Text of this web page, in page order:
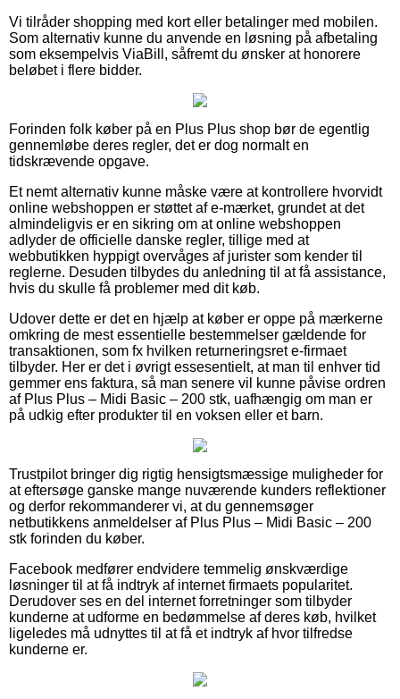
Vi tilråder shopping med kort eller betalinger med mobilen.
Som alternativ kunne du anvende en løsning på afbetaling
som eksempelvis ViaBill, såfremt du ønsker at honorere
beløbet i flere bidder.
Forinden folk køber på en Plus Plus shop bør de egentlig
gennemløbe deres regler, det er dog normalt en
tidskrævende opgave.
Et nemt alternativ kunne måske være at kontrollere hvorvidt
online webshoppen er støttet af e-mærket, grundet at det
almindeligvis er en sikring om at online webshoppen
adlyder de officielle danske regler, tillige med at
webbutikken hyppigt overvåges af jurister som kender til
reglerne. Desuden tilbydes du anledning til at få assistance,
hvis du skulle få problemer med dit køb.
Udover dette er det en hjælp at køber er oppe på mærkerne
omkring de mest essentielle bestemmelser gældende for
transaktionen, som fx hvilken returneringsret e-firmaet
tilbyder. Her er det i øvrigt essesentielt, at man til enhver tid
gemmer ens faktura, så man senere vil kunne påvise ordren
af Plus Plus – Midi Basic – 200 stk, uafhængig om man er
på udkig efter produkter til en voksen eller et barn.
Trustpilot bringer dig rigtig hensigtsmæssige muligheder for
at eftersøge ganske mange nuværende kunders reflektioner
og derfor rekommanderer vi, at du gennemsøger
netbutikkens anmeldelser af Plus Plus – Midi Basic – 200
stk forinden du køber.
Facebook medfører endvidere temmelig ønskværdige
løsninger til at få indtryk af internet firmaets popularitet.
Derudover ses en del internet forretninger som tilbyder
kunderne at udforme en bedømmelse af deres køb, hvilket
ligeledes må udnyttes til at få et indtryk af hvor tilfredse
kunderne er.